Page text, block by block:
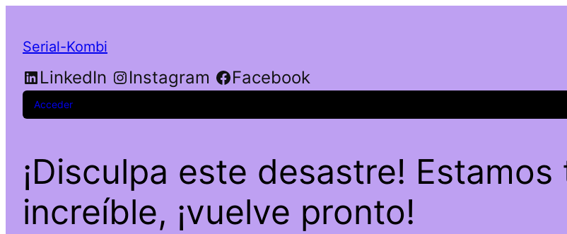
Serial-Kombi
LinkedIn Instagram Facebook
Acceder
¡Disculpa este desastre!
increíble, ¡vuelve pronto!